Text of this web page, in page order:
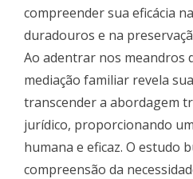
compreender sua eficácia
duradouros e na
Ao adentrar nos meandros
mediação familiar revela
transcender a abordagem
jurídico, proporcionando
humana e eficaz. O estudo
compreensão da